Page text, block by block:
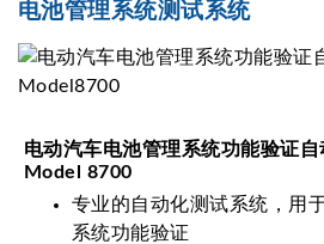
电池管理系统测试系统
电动汽车电池管理系统功能验证
Model 8700
专业的自动化测试系统，用
系统功能验证